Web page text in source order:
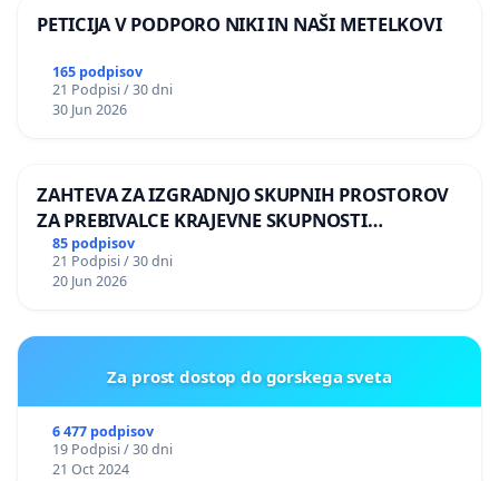
PETICIJA V PODPORO NIKI IN NAŠI METELKOVI
165 podpisov
21 Podpisi / 30 dni
30 Jun 2026
ZAHTEVA ZA IZGRADNJO SKUPNIH PROSTOROV
ZA PREBIVALCE KRAJEVNE SKUPNOSTI
PRESTRANEK
85 podpisov
21 Podpisi / 30 dni
20 Jun 2026
Za prost dostop do gorskega sveta
6 477 podpisov
19 Podpisi / 30 dni
21 Oct 2024